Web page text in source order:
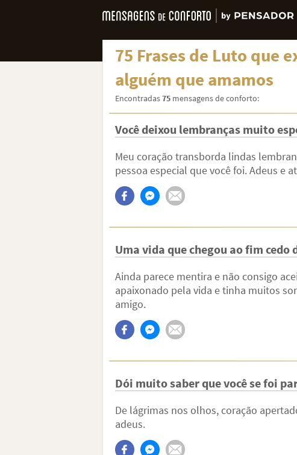
75 Frases de Luto que
alguém que amamos
Encontradas75mensagens de conforto:
Você deixou lembranças muito
Meu coração transborda lindas
pessoa especial que você foi. Adeus e
Uma vida que chegou ao fim cedo
Ainda parece mentira e não consigo
apaixonado pela vida e tinha muitos
amigo.
Dói muito saber que você se foi
De lágrimas nos olhos, coração
adeus.